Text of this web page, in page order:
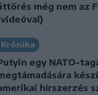
még nem az
Krónika
egy NATO-
hírszerzés